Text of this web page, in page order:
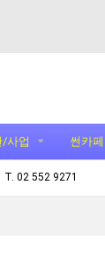
/사업 썬카페
T. 02 552 9271